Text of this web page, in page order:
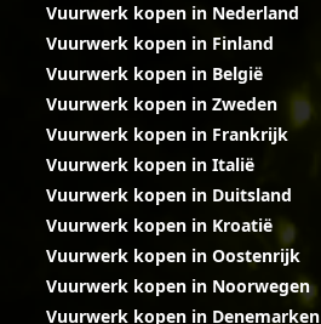
Vuurwerk kopen in Nederland
Vuurwerk kopen in Finland
Vuurwerk kopen in België
Vuurwerk kopen in Zweden
Vuurwerk kopen in Frankrijk
Vuurwerk kopen in Italië
Vuurwerk kopen in Duitsland
Vuurwerk kopen in Kroatië
Vuurwerk kopen in Oostenrijk
Vuurwerk kopen in Noorwegen
Vuurwerk kopen in Denemarken